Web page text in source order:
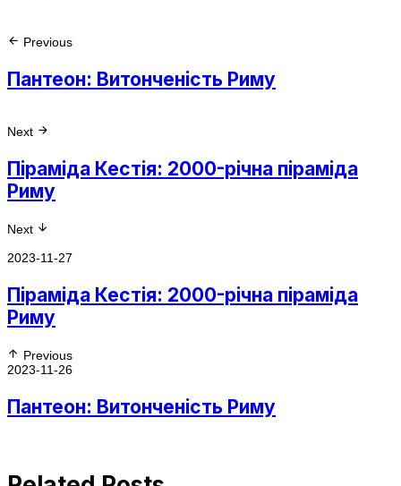
Previous
Пантеон: Витонченість Риму
Next
Піраміда Кестія: 2000-річна піраміда
Риму
Next
2023-11-27
Піраміда Кестія: 2000-річна піраміда
Риму
Previous
2023-11-26
Пантеон: Витонченість Риму